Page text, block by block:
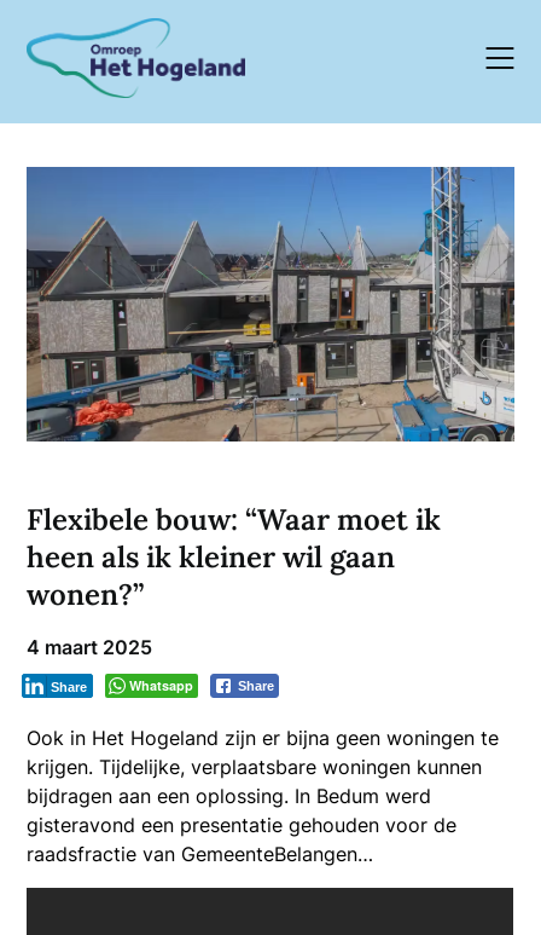
content
Flexibele bouw: “Waar moet ik
heen als ik kleiner wil gaan
wonen?”
4 maart 2025
Whatsapp Share
Share
Ook in Het Hogeland zijn er bijna geen woningen te
krijgen. Tijdelijke, verplaatsbare woningen kunnen
bijdragen aan een oplossing. In Bedum werd
gisteravond een presentatie gehouden voor de
raadsfractie van GemeenteBelangen…